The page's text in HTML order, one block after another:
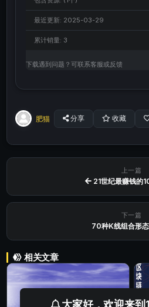
最近更新: 2025-03-29
累计销量: 3
下载遇到问题？可联系客服或反馈
肥猫 分享 收藏
上一篇
21世纪最赚钱的
下一篇
70种K线组合形
相关文章
大家好，欢迎来到